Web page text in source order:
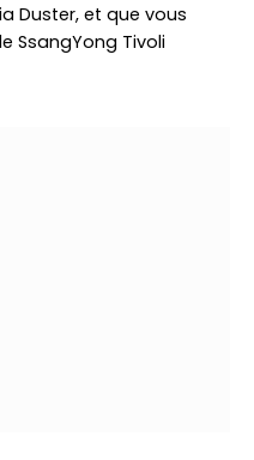
Duster, et que vous
SsangYong Tivoli